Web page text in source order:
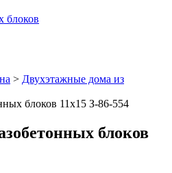
блоков
> Двухэтажные дома из
блоков